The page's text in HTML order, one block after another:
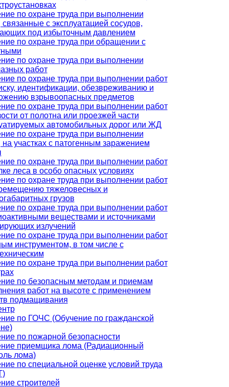
по охране труда при выполнении
связанные с эксплуатацией сосудов,
под избыточным давлением
по охране труда при обращении с
по охране труда при выполнении
работ
по охране труда при выполнении работ
идентификации, обезвреживанию и
взрывоопасных предметов
по охране труда при выполнении работ
от полотна или проезжей части
автомобильных дорог или ЖД
по охране труда при выполнении
на участках с патогенным заражением
по охране труда при выполнении работ
леса в особо опасных условиях
по охране труда при выполнении работ
тяжеловесных и
грузов
по охране труда при выполнении работ
веществами и источниками
излучений
по охране труда при выполнении работ
инструментом, в том числе с
по охране труда при выполнении работ
по безопасным методам и приемам
работ на высоте с применением
подмащивания
по ГОЧС (Обучение по гражданской
по пожарной безопасности
приемщика лома (Радиационный
лома)
по специальной оценке условий труда
строителей